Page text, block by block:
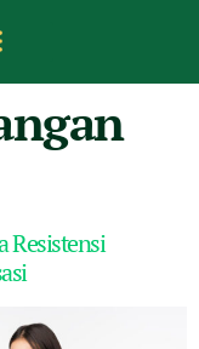
Resistensi